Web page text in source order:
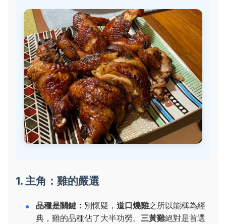
1. 主角：雞的嚴選
品種是關鍵： 別懷疑， 道口燒雞之所以能稱為經
典，雞的品種佔了大半功勞。 三黃雞絕對是首選